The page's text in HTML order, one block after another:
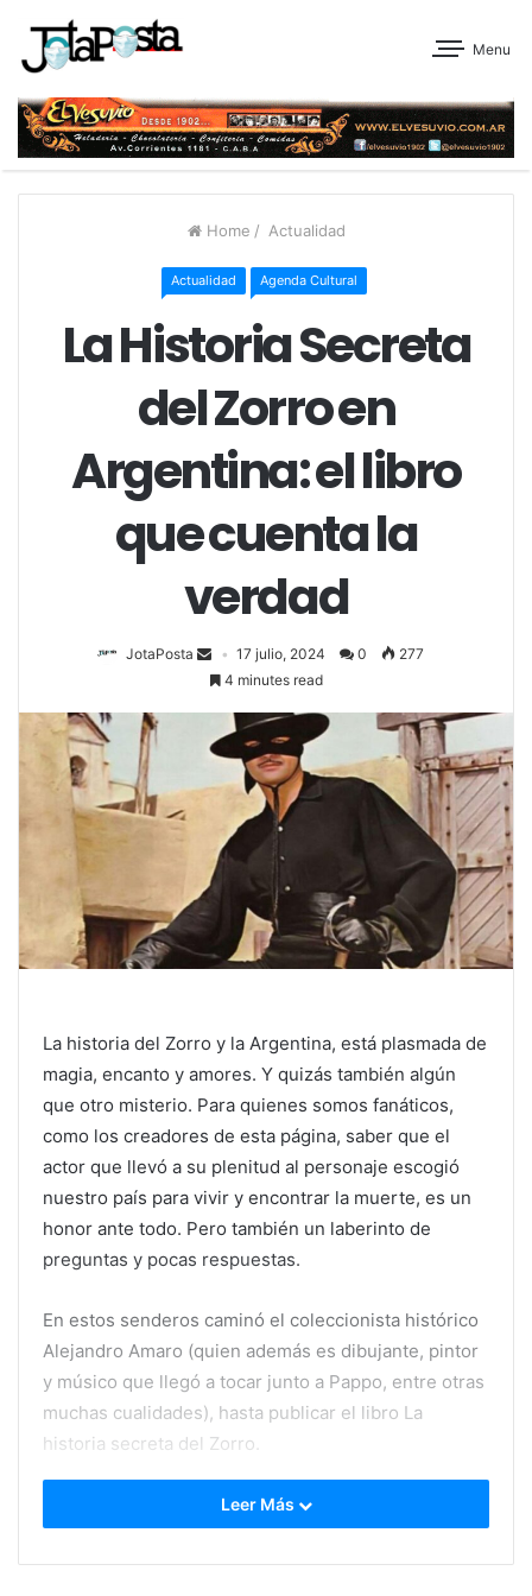
Menu
Home / Actualidad
Actualidad Agenda Cultural
La Historia Secreta
del Zorro en
Argentina: el libro
que cuenta la
verdad
JotaPosta 17 julio, 2024 0
277
4 minutes read
La historia del Zorro y la Argentina, está plasmada de
magia, encanto y amores. Y quizás también algún
que otro misterio. Para quienes somos fanáticos,
como los creadores de esta página, saber que el
actor que llevó a su plenitud al personaje escogió
nuestro país para vivir y encontrar la muerte, es un
honor ante todo. Pero también un laberinto de
preguntas y pocas respuestas.
En estos senderos caminó el coleccionista histórico
Alejandro Amaro (quien además es dibujante, pintor
y músico que llegó a tocar junto a Pappo, entre otras
muchas cualidades), hasta publicar el libro La
historia secreta del Zorro.
Leer Más